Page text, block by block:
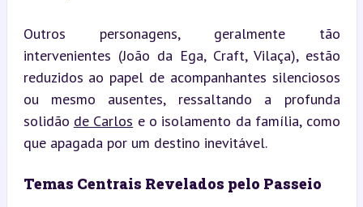
Outros personagens, geralmente tão
intervenientes (João da Ega, Craft, Vilaça), estão
reduzidos ao papel de acompanhantes silenciosos
ou mesmo ausentes, ressaltando a profunda
solidão de Carlos e o isolamento da família, como
que apagada por um destino inevitável.
Temas Centrais Revelados pelo Passeio